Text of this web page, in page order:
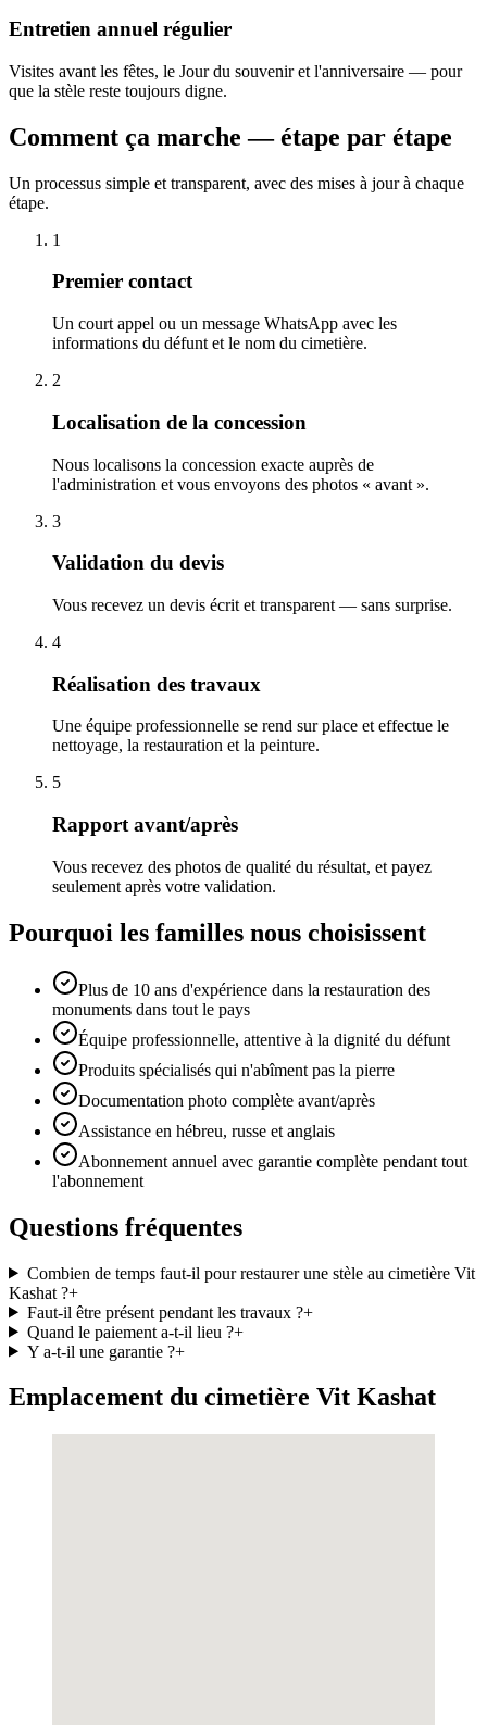
Entretien annuel régulier
Visites avant les fêtes, le Jour du souvenir et l'anniversaire — pour
que la stèle reste toujours digne.
Comment ça marche — étape par étape
Un processus simple et transparent, avec des mises à jour à chaque
étape.
1
Premier contact
Un court appel ou un message WhatsApp avec les
informations du défunt et le nom du cimetière.
2
Localisation de la concession
Nous localisons la concession exacte auprès de
l'administration et vous envoyons des photos « avant ».
3
Validation du devis
Vous recevez un devis écrit et transparent — sans surprise.
4
Réalisation des travaux
Une équipe professionnelle se rend sur place et effectue le
nettoyage, la restauration et la peinture.
5
Rapport avant/après
Vous recevez des photos de qualité du résultat, et payez
seulement après votre validation.
Pourquoi les familles nous choisissent
Plus de 10 ans d'expérience dans la restauration des
monuments dans tout le pays
Équipe professionnelle, attentive à la dignité du défunt
Produits spécialisés qui n'abîment pas la pierre
Documentation photo complète avant/après
Assistance en hébreu, russe et anglais
Abonnement annuel avec garantie complète pendant tout
l'abonnement
Questions fréquentes
Combien de temps faut-il pour restaurer une stèle au cimetière Vit
Kashat ?+
Faut-il être présent pendant les travaux ?+
Quand le paiement a-t-il lieu ?+
Y a-t-il une garantie ?+
Emplacement du cimetière Vit Kashat